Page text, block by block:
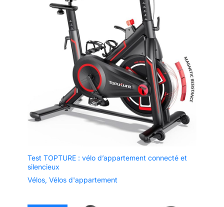
Test TOPTURE : vélo d’appartement connecté et
silencieux
Vélos, Vélos d'appartement